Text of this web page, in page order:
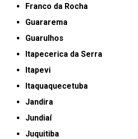
Franco da Rocha
Guararema
Guarulhos
Itapecerica da Serra
Itapevi
Itaquaquecetuba
Jandira
Jundiaí
Juquitiba